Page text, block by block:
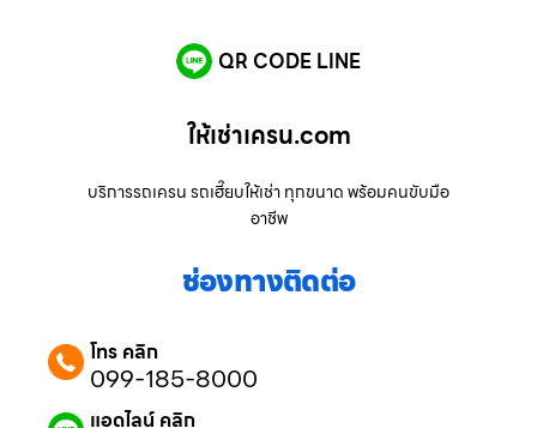
QR CODE LINE
ให้เช่าเครน.com
บริการรถเครน รถเฮี๊ยบให้เช่า ทุกขนาด พร้อมคนขับมือ
อาชีพ
ช่องทางติดต่อ
โทร คลิก
099-185-8000
แอดไลน์ คลิก